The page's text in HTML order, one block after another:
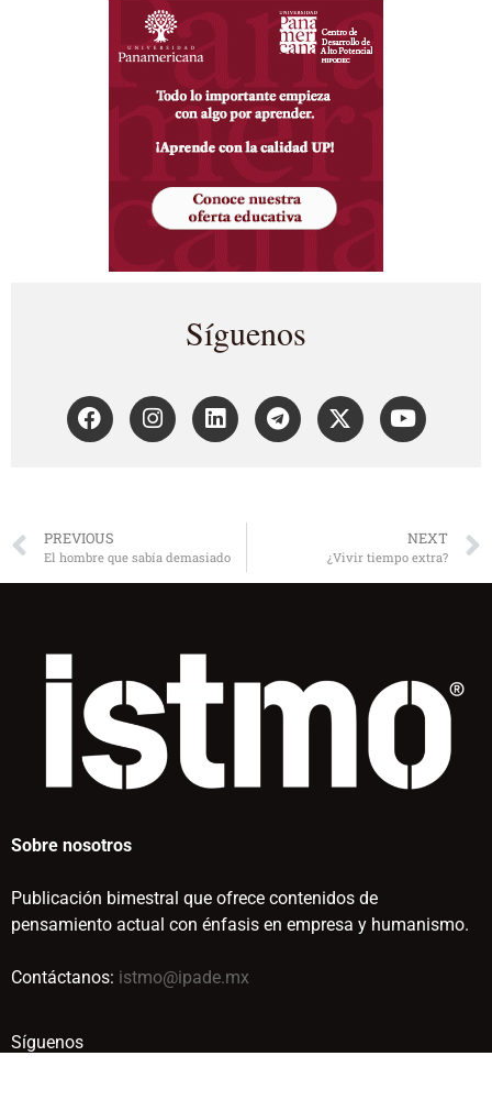
Síguenos
PREVIOUS
El hombre que sabía demasiado
NEXT
¿Vivir tiempo extra?
Sobre nosotros
Publicación bimestral que ofrece contenidos de
pensamiento actual con énfasis en empresa y humanismo.
Contáctanos: istmo@ipade.mx
Síguenos